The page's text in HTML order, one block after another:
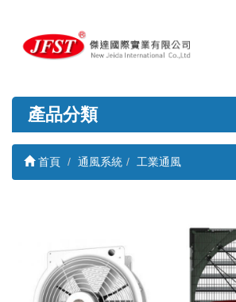
產品分類
首頁 通風系統 工業通風